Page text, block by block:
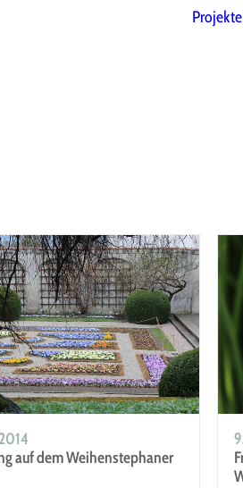
Projekte
auf dem Weihenstephaner